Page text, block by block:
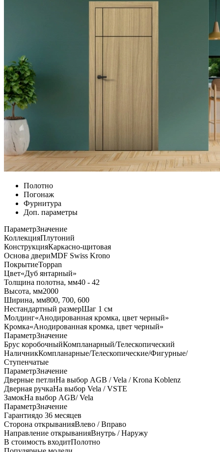
Полотно
Погонаж
Фурнитура
Доп. параметры
ПараметрЗначение
КоллекцияПлутоний
КонструкцияКаркасно-щитовая
Основа двериMDF Swiss Krono
ПокрытиеToppan
Цвет«Дуб янтарный»
Толщина полотна, мм40 - 42
Высота, мм2000
Ширина, мм800, 700, 600
Нестандартный размерШаг 1 см
Молдинг«Анодированная кромка, цвет черный»
Кромка«Анодированная кромка, цвет черный»
ПараметрЗначение
Брус коробочныйКомпланарный/Телескопический
НаличникКомпланарные/Телескопические/Фигурные/
Ступенчатые
ПараметрЗначение
Дверные петлиНа выбор AGB / Vela / Krona Koblenz
Дверная ручкаНа выбор Vela / VSTE
ЗамокНа выбор AGB/ Vela
ПараметрЗначение
Гарантиядо 36 месяцев
Сторона открыванияВлево / Вправо
Направление открыванияВнутрь / Наружу
В стоимость входитПолотно